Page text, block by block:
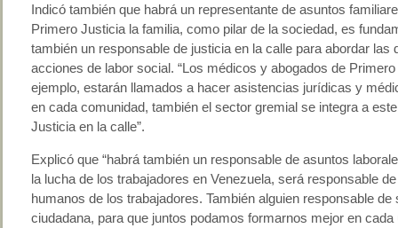
Indicó también que habrá un representante de asuntos
Primero Justicia la familia, como pilar de la sociedad, es
también un responsable de justicia en la calle para abordar las
acciones de labor social. “Los médicos y abogados de
ejemplo, estarán llamados a hacer asistencias jurídicas y
en cada comunidad, también el sector gremial se integra a
Justicia en la calle”.
Explicó que “habrá también un responsable de asuntos
la lucha de los trabajadores en Venezuela, será responsable
humanos de los trabajadores. También alguien responsable de
ciudadana, para que juntos podamos formarnos mejor en cada